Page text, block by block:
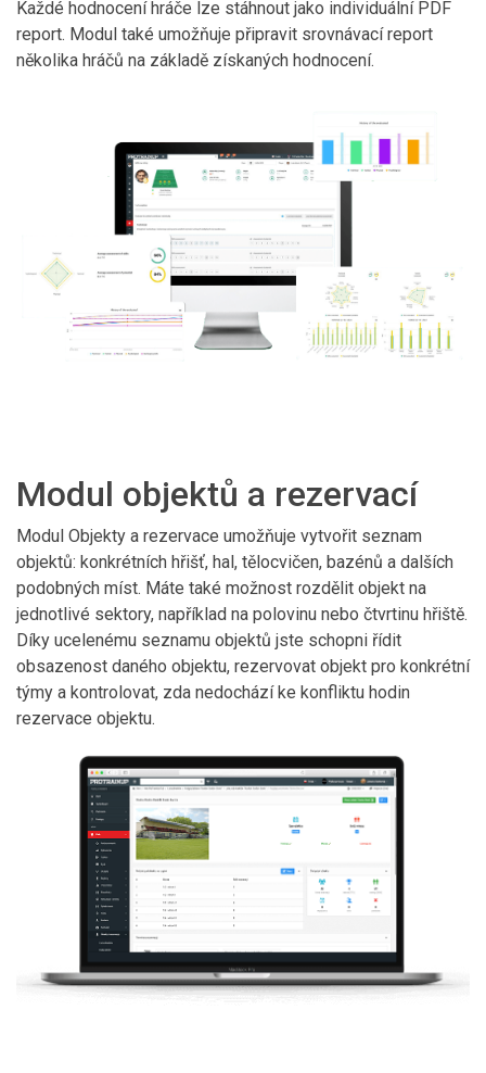
Každé hodnocení hráče lze stáhnout jako individuální PDF
report. Modul také umožňuje připravit srovnávací report
několika hráčů na základě získaných hodnocení.
Modul objektů a rezervací
Modul Objekty a rezervace umožňuje vytvořit seznam
objektů: konkrétních hřišť, hal, tělocvičen, bazénů a dalších
podobných míst. Máte také možnost rozdělit objekt na
jednotlivé sektory, například na polovinu nebo čtvrtinu hřiště.
Díky ucelenému seznamu objektů jste schopni řídit
obsazenost daného objektu, rezervovat objekt pro konkrétní
týmy a kontrolovat, zda nedochází ke konfliktu hodin
rezervace objektu.